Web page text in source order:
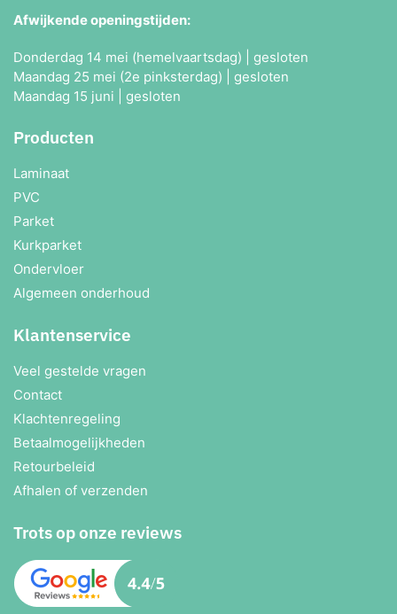
Afwijkende openingstijden:
Donderdag 14 mei (hemelvaartsdag) | gesloten
Maandag 25 mei (2e pinksterdag) | gesloten
Maandag 15 juni | gesloten
Producten
Laminaat
PVC
Parket
Kurkparket
Ondervloer
Algemeen onderhoud
Klantenservice
Veel gestelde vragen
Contact
Klachtenregeling
Betaalmogelijkheden
Retourbeleid
Afhalen of verzenden
Trots op onze reviews